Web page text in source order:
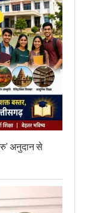
अनुदान से